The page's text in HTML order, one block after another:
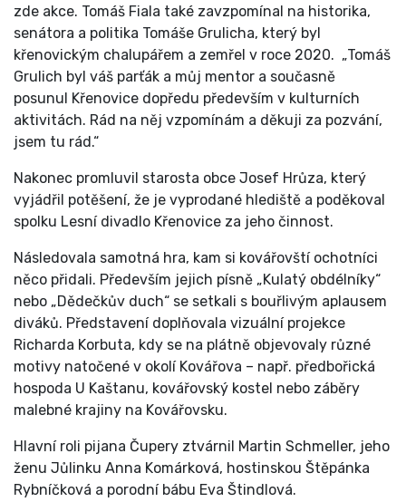
zde akce. Tomáš Fiala také zavzpomínal na historika,
senátora a politika Tomáše Grulicha, který byl
křenovickým chalupářem a zemřel v roce 2020. „Tomáš
Grulich byl váš parťák a můj mentor a současně
posunul Křenovice dopředu především v kulturních
aktivitách. Rád na něj vzpomínám a děkuji za pozvání,
jsem tu rád.“
Nakonec promluvil starosta obce Josef Hrůza, který
vyjádřil potěšení, že je vyprodané hlediště a poděkoval
spolku Lesní divadlo Křenovice za jeho činnost.
Následovala samotná hra, kam si kovářovští ochotníci
něco přidali. Především jejich písně „Kulatý obdélníky“
nebo „Dědečkův duch“ se setkali s bouřlivým aplausem
diváků. Představení doplňovala vizuální projekce
Richarda Korbuta, kdy se na plátně objevovaly různé
motivy natočené v okolí Kovářova – např. předbořická
hospoda U Kaštanu, kovářovský kostel nebo záběry
malebné krajiny na Kovářovsku.
Hlavní roli pijana Čupery ztvárnil Martin Schmeller, jeho
ženu Jůlinku Anna Komárková, hostinskou Štěpánka
Rybníčková a porodní bábu Eva Štindlová.